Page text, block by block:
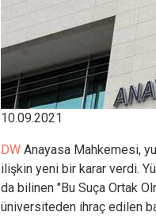
10.09.2021
DW Anayasa Mahkemesi,
ilişkin yeni bir karar verdi.
da bilinen "Bu Suça Ortak
üniversiteden ihraç edilen